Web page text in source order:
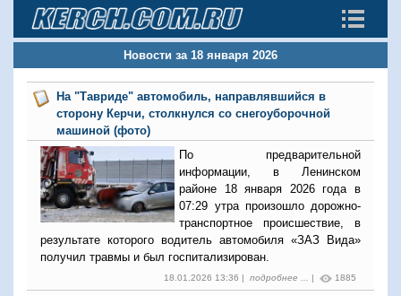
Новости за 18 января 2026
На "Тавриде" автомобиль, направлявшийся в
сторону Керчи, столкнулся со снегоуборочной
машиной (фото)
По предварительной
информации, в Ленинском
районе 18 января 2026 года в
07:29 утра произошло дорожно-
транспортное происшествие, в
результате которого водитель автомобиля «ЗАЗ Вида»
получил травмы и был госпитализирован.
18.01.2026 13:36 | подробнее ... | 1885